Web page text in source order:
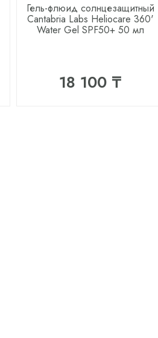
Гель-флюид солнцезащитный
Cantabria Labs Heliocare 360'
Water Gel SPF50+ 50 мл
18 100 ₸